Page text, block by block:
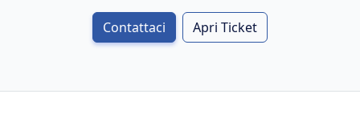
Contattaci Apri Ticket